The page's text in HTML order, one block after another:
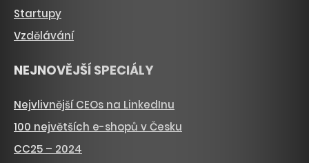
Startupy
Vzdělávání
NEJNOVĚJŠÍ SPECIÁLY
Nejvlivnější CEOs na LinkedInu
100 největších e-shopů v Česku
CC25 – 2024